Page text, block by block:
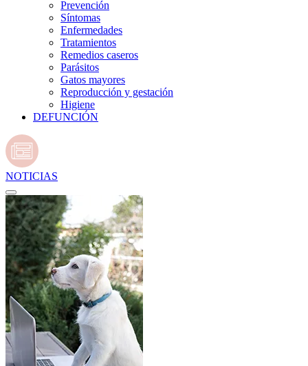
Prevención
Síntomas
Enfermedades
Tratamientos
Remedios caseros
Parásitos
Gatos mayores
Reproducción y gestación
Higiene
DEFUNCIÓN
NOTICIAS